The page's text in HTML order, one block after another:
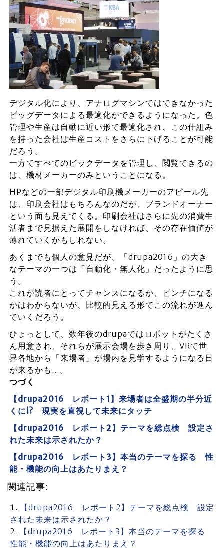
デジタル化により、アナログマシンではできなかった
ビッグデータによる最適化ができるようになった。色
管理や生産は自動に近い形で最適化され、この仕組み
を持った会社は生産コストをさらに下げることが可能
だろう。
一方ですべてのビックデータを管理し、閲覧できるの
は、機材メーカーのみということになる。
HPなどの一部デジタル印刷機メーカーのアピール先
は、印刷会社はもちろんなのだが、ブランドオーナー
という面も見えてくる。印刷会社はさらに先の消費生
活者まで見据えた展開をしなければ、その存在価値が
薄れていくかもしれない。
あくまでも個人の意見だが、「drupa2016」の大き
なテーマの一つは「自動化・無人化」だったように思
う。
これが読者にとってチャンスになるか、ピンチになる
かはわからないが、比較的見える形でこの流れが進ん
でいくだろう。
ひょっとして、数年後のdrupaではロボットがたくさ
ん用意され、それらが展示会場を歩き周り、VRで世
界各地から「来場者」が場内を見学するようになる日
が来るかも…。
つづく
【drupa2016 レポート1】来場者は全盛期の半分近
くに!? 現実を直視して未来にタッチ
【drupa2016 レポート2】テーマを総点検 設定さ
れた未来は示されたか？
【drupa2016 レポート3】本当のテーマを探る 性
能・機能の向上はあたりまえ？
関連記事:
【drupa2016 レポート2】テーマを総点検 設定
された未来は示されたか？
【drupa2016 レポート3】本当のテーマを探る
性能・機能の向上はあたりまえ？